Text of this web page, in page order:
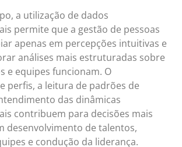
a utilização de dados
permite que a gestão de pessoas
apenas em percepções intuitivas e
análises mais estruturadas sobre
e equipes funcionam. O
perfis, a leitura de padrões de
das dinâmicas
contribuem para decisões mais
desenvolvimento de talentos,
e condução da liderança.